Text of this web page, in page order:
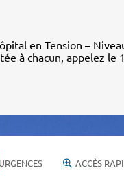
en Tension –
à chacun, appelez le
URGENCES ACCÈS